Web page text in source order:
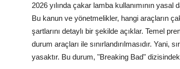
2026 yılında çakar lamba kullanımının
Bu kanun ve yönetmelikler, hangi araçların
şartlarını detaylı bir şekilde açıklar. Temel
durum araçları ile sınırlandırılmasıdır.
yasaktır. Bu durum, "Breaking Bad"